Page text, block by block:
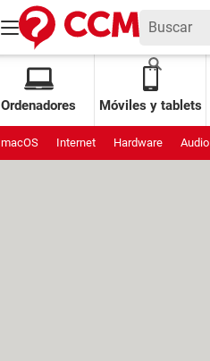
Ordenadores Móviles y tablets
macOS Internet Hardware Audio